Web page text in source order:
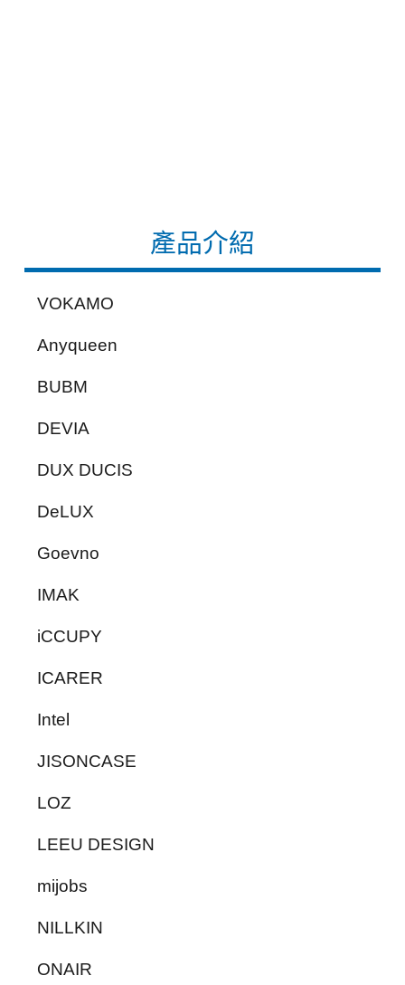
產品介紹
VOKAMO
Anyqueen
BUBM
DEVIA
DUX DUCIS
DeLUX
Goevno
IMAK
iCCUPY
ICARER
Intel
JISONCASE
LOZ
LEEU DESIGN
mijobs
NILLKIN
ONAIR